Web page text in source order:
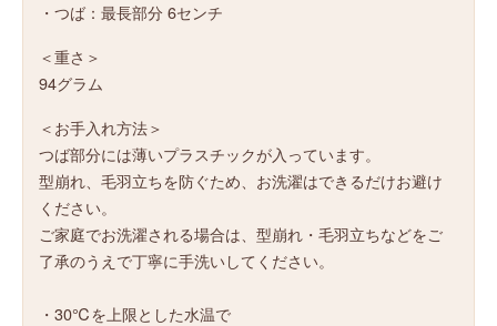
・つば：最長部分 6センチ
＜重さ＞
94グラム
＜お手入れ方法＞
つば部分には薄いプラスチックが入っています。
型崩れ、毛羽立ちを防ぐため、お洗濯はできるだけお避け
ください。
ご家庭でお洗濯される場合は、型崩れ・毛羽立ちなどをご
了承のうえで丁寧に手洗いしてください。
・30℃を上限とした水温で